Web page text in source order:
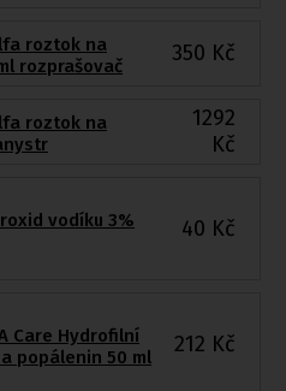
roztok na
rozprašovač
350 Kč
roztok na
1292
Kč
vodíku 3%
40 Kč
Care Hydrofilní
popálenin 50 ml
212 Kč